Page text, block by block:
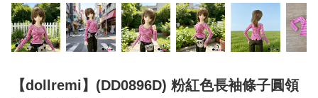
【dollremi】(DD0896D) 粉紅色長袖條子圓領